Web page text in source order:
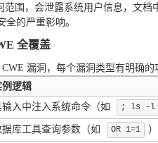
范围，会泄露系统用户信息，文档
全的严重影响。
全覆盖
漏洞，每个漏洞类型有明确
逻辑
入中注入系统命令（如 ; ls -l
库工具查询参数（如 OR 1=1